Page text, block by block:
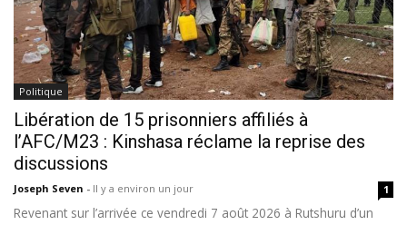
Politique
Libération de 15 prisonniers affiliés à
l’AFC/M23 : Kinshasa réclame la reprise des
discussions
Joseph Seven - Il y a environ un jour 1
Revenant sur l’arrivée ce vendredi 7 août 2026 à Rutshuru d’un